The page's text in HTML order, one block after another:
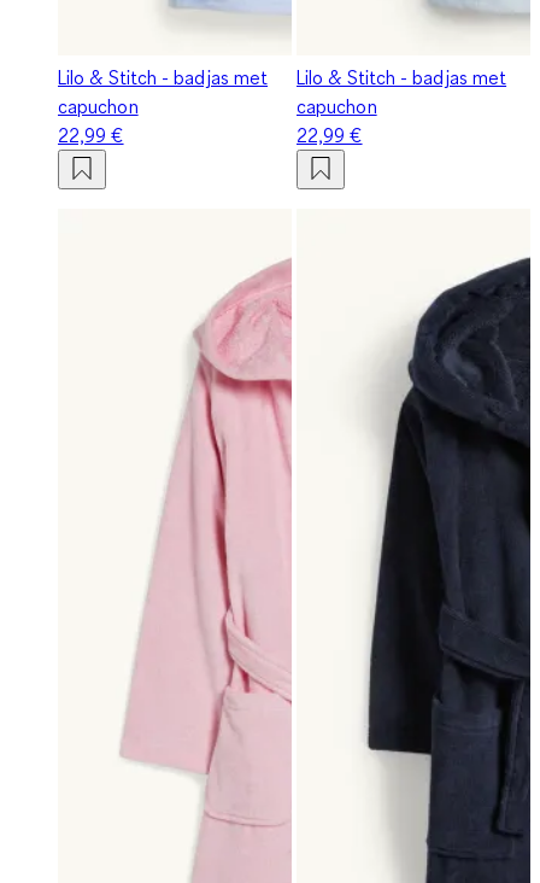
Lilo & Stitch - badjas met
capuchon
22,99 €
Lilo & Stitch - badjas met
capuchon
22,99 €